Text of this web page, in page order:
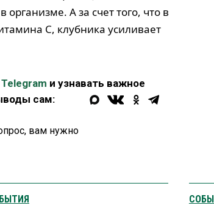
А за счет того, что в
С, клубника усиливает
Telegram и узнавать важное
сам:
вам нужно